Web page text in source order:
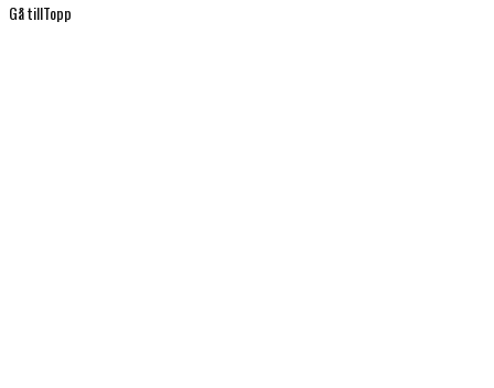
Gå tillTopp